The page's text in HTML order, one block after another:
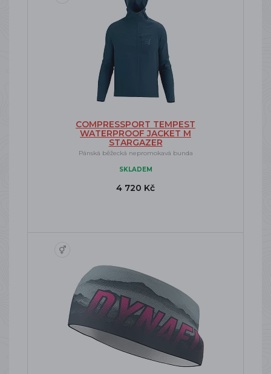
COMPRESSPORT TEMPEST
WATERPROOF JACKET M
STARGAZER
Pánská běžecká nepromokavá bunda
SKLADEM
4 720 Kč